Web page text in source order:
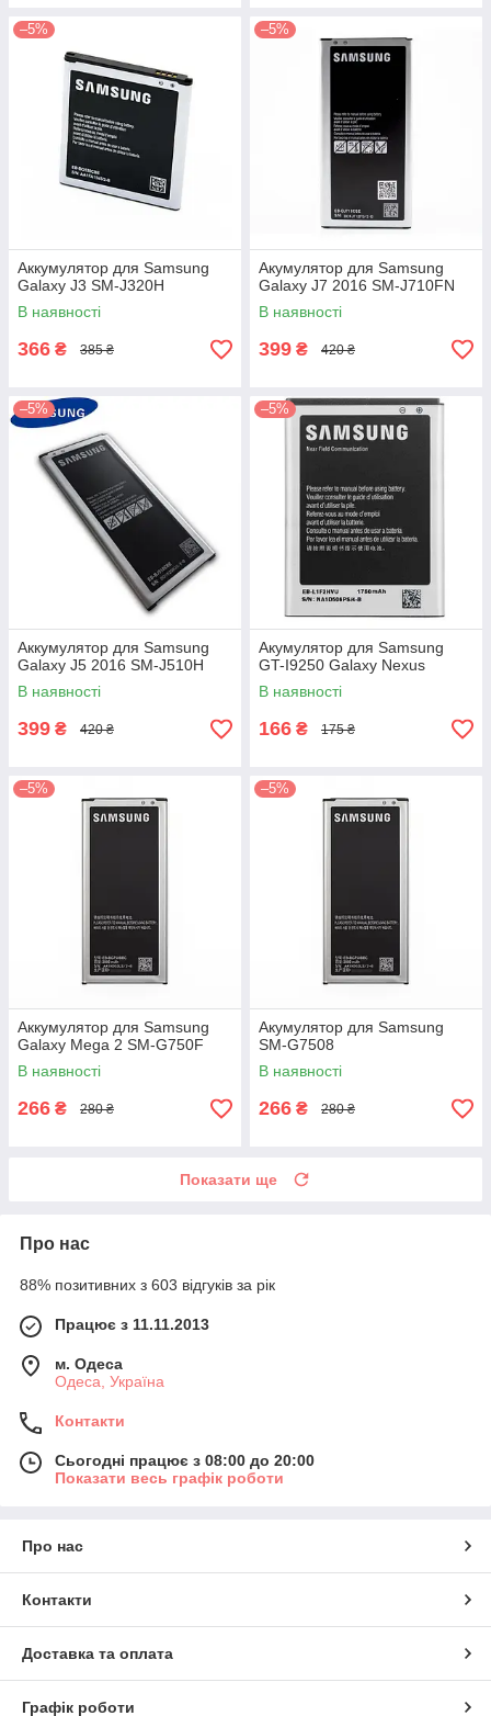
–5%
Аккумулятор для Samsung
Galaxy J3 SM-J320H
В наявності
366 ₴ 385 ₴
–5%
Акумулятор для Samsung
Galaxy J7 2016 SM-J710FN
В наявності
399 ₴ 420 ₴
–5%
Аккумулятор для Samsung
Galaxy J5 2016 SM-J510H
В наявності
399 ₴ 420 ₴
–5%
Акумулятор для Samsung
GT-I9250 Galaxy Nexus
В наявності
166 ₴ 175 ₴
–5%
Аккумулятор для Samsung
Galaxy Mega 2 SM-G750F
В наявності
266 ₴ 280 ₴
–5%
Акумулятор для Samsung
SM-G7508
В наявності
266 ₴ 280 ₴
Показати ще
Про нас
88% позитивних з 603 відгуків за рік
Працює з 11.11.2013
м. Одеса
Одеса, Україна
Контакти
Сьогодні працює з 08:00 до 20:00
Показати весь графік роботи
Про нас
Контакти
Доставка та оплата
Графік роботи